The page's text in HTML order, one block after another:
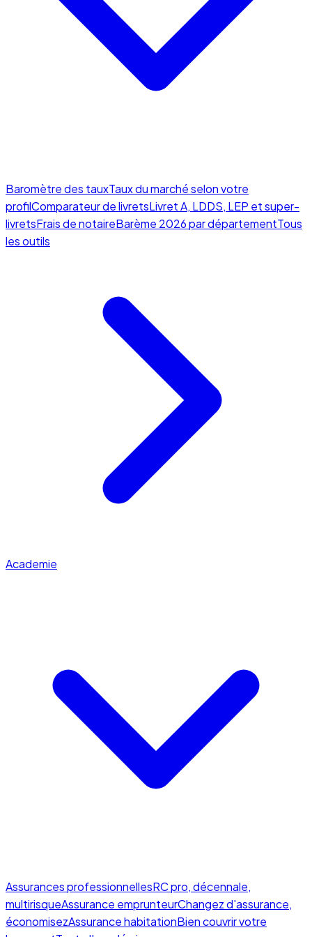
Baromètre des tauxTaux du marché selon votre
profilComparateur de livretsLivret A, LDDS, LEP et super-
livretsFrais de notaireBarème 2026 par départementTous
les outils
Academie
Assurances professionnellesRC pro, décennale,
multirisqueAssurance emprunteurChangez d'assurance,
économisezAssurance habitationBien couvrir votre